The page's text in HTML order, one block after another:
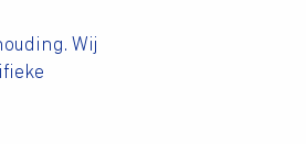
Wij